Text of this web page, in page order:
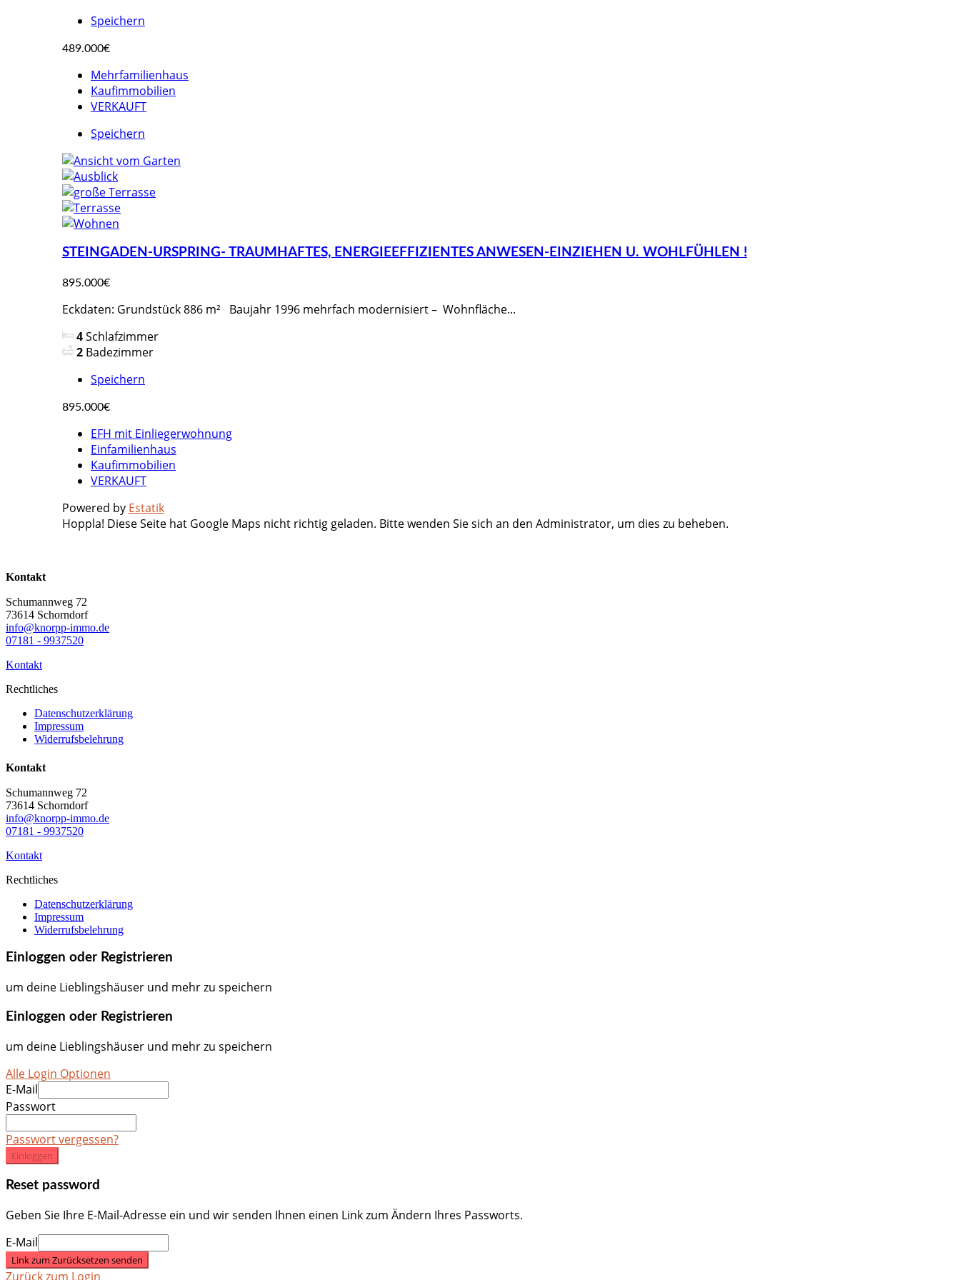
Speichern
489.000€
Mehrfamilienhaus
Kaufimmobilien
VERKAUFT
Speichern
STEINGADEN-URSPRING- TRAUMHAFTES, ENERGIEEFFIZIENTES ANWESEN-EINZIEHEN U. WOHLFÜHLEN !
895.000€
Eckdaten: Grundstück 886 m² Baujahr 1996 mehrfach modernisiert – Wohnfläche...
4Schlafzimmer
2 Badezimmer
Speichern
895.000€
EFH mit Einliegerwohnung
Einfamilienhaus
Kaufimmobilien
VERKAUFT
Powered by Estatik
Hoppla! Diese Seite hat Google Maps nicht richtig geladen. Bitte wenden Sie sich an den Administrator, um dies zu beheben.
Kontakt
Schumannweg 72
73614 Schorndorf
info@knorpp-immo.de
07181 - 9937520
Kontakt
Rechtliches
Datenschutzerklärung
Impressum
Widerrufsbelehrung
Kontakt
Schumannweg 72
73614 Schorndorf
info@knorpp-immo.de
07181 - 9937520
Kontakt
Rechtliches
Datenschutzerklärung
Impressum
Widerrufsbelehrung
Einloggen oder Registrieren
um deine Lieblingshäuser und mehr zu speichern
Einloggen oder Registrieren
um deine Lieblingshäuser und mehr zu speichern
Alle Login Optionen
E-Mail
Passwort
Passwort vergessen?
Einloggen
Reset password
Geben Sie Ihre E-Mail-Adresse ein und wir senden Ihnen einen Link zum Ändern Ihres Passworts.
E-Mail
Link zum Zurücksetzen senden
Zurück zum Login